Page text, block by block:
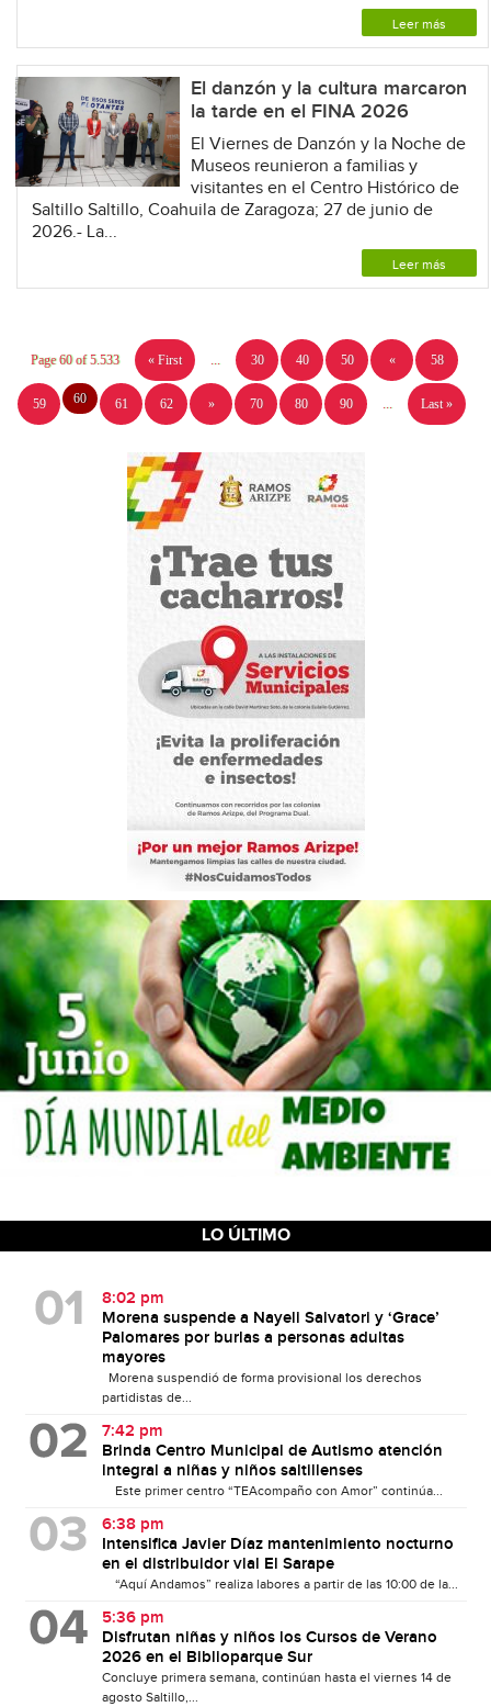
Leer más
El danzón y la cultura marcaron
la tarde en el FINA 2026
El Viernes de Danzón y la Noche de
Museos reunieron a familias y
visitantes en el Centro Histórico de
Saltillo Saltillo, Coahuila de Zaragoza; 27 de junio de
2026.- La...
Leer más
Page 60 of 5.533 « First 30 40 50 « 58
59 60 61 62 » 70 80 90 Last »
LO ÚLTIMO
8:02 pm
Morena suspende a Nayeli Salvatori y ‘Grace’
Palomares por burlas a personas adultas
mayores
Morena suspendió de forma provisional los derechos
partidistas de...
7:42 pm
Brinda Centro Municipal de Autismo atención
integral a niñas y niños saltillenses
Este primer centro “TEAcompaño con Amor” continúa...
6:38 pm
Intensifica Javier Díaz mantenimiento nocturno
en el distribuidor vial El Sarape
“Aquí Andamos” realiza labores a partir de las 10:00 de la...
5:36 pm
Disfrutan niñas y niños los Cursos de Verano
2026 en el Biblioparque Sur
Concluye primera semana, continúan hasta el viernes 14 de
agosto Saltillo,...